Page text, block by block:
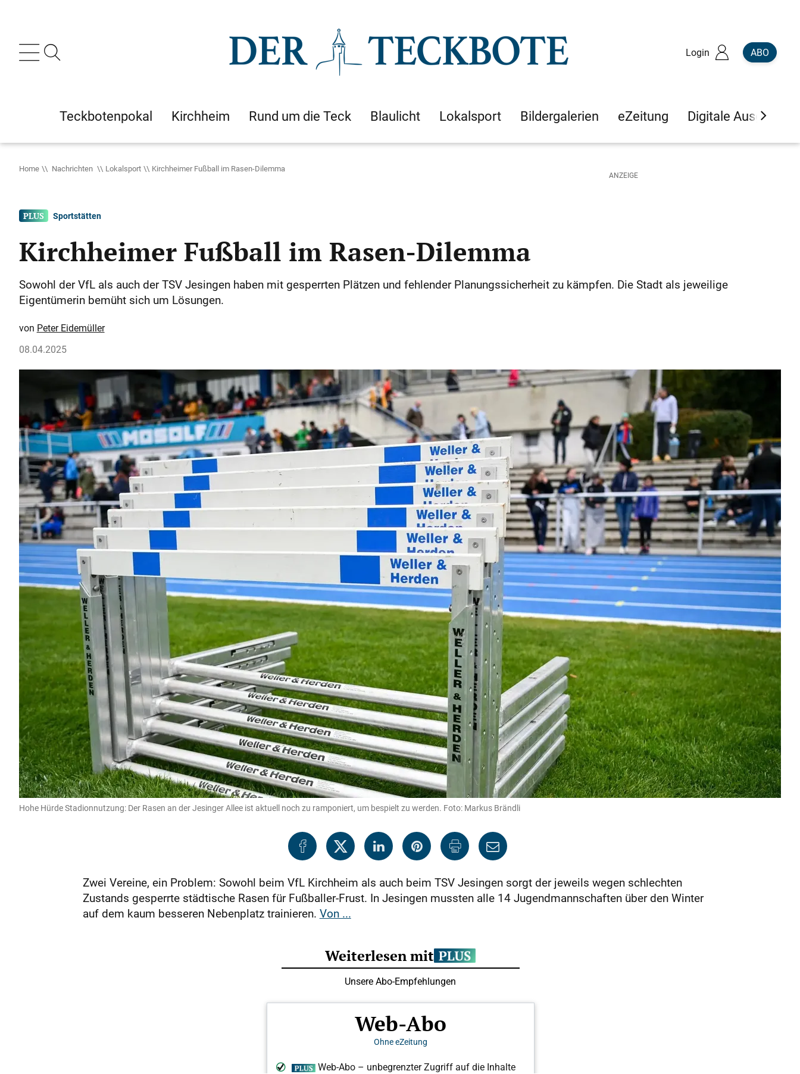
Login ABO
Teckbotenpokal Kirchheim Rund um die Teck Blaulicht Lokalsport Bildergalerien eZeitung Digitale Ausgaben
Home Nachrichten Lokalsport Kirchheimer Fußball im Rasen-Dilemma
Sportstätten
Kirchheimer Fußball im Rasen-Dilemma
Sowohl der VfL als auch der TSV Jesingen haben mit gesperrten Plätzen und fehlender Planungssicherheit zu kämpfen. Die Stadt als jeweilige
Eigentümerin bemüht sich um Lösungen.
Peter Eidemüller
08.04.2025
Hohe Hürde Stadionnutzung: Der Rasen an der Jesinger Allee ist aktuell noch zu ramponiert, um bespielt zu werden. Foto: Markus Brändli
Zwei Vereine, ein Problem: Sowohl beim VfL Kirchheim als auch beim TSV Jesingen sorgt der jeweils wegen schlechten
Zustands gesperrte städtische Rasen für Fußballer-Frust. In Jesingen mussten alle 14 Jugendmannschaften über den Winter
auf dem kaum besseren Nebenplatz trainieren. Von ...